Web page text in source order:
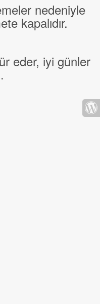
nedeniyle
kapalıdır.
eder, iyi günler